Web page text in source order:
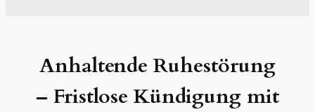
Anhaltende Ruhestörung
– Fristlose Kündigung mit